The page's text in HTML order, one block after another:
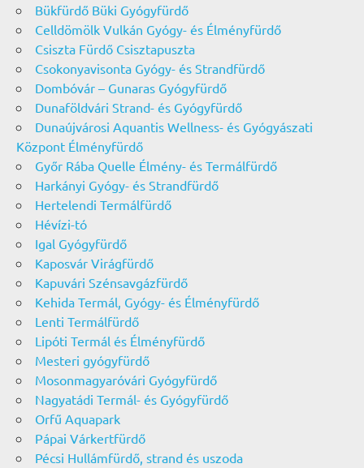
Bükfürdő Büki Gyógyfürdő
Celldömölk Vulkán Gyógy- és Élményfürdő
Csiszta Fürdő Csisztapuszta
Csokonyavisonta Gyógy- és Strandfürdő
Dombóvár – Gunaras Gyógyfürdő
Dunaföldvári Strand- és Gyógyfürdő
Dunaújvárosi Aquantis Wellness- és Gyógyászati
Központ Élményfürdő
Győr Rába Quelle Élmény- és Termálfürdő
Harkányi Gyógy- és Strandfürdő
Hertelendi Termálfürdő
Hévízi-tó
Igal Gyógyfürdő
Kaposvár Virágfürdő
Kapuvári Szénsavgázfürdő
Kehida Termál, Gyógy- és Élményfürdő
Lenti Termálfürdő
Lipóti Termál és Élményfürdő
Mesteri gyógyfürdő
Mosonmagyaróvári Gyógyfürdő
Nagyatádi Termál- és Gyógyfürdő
Orfű Aquapark
Pápai Várkertfürdő
Pécsi Hullámfürdő, strand és uszoda